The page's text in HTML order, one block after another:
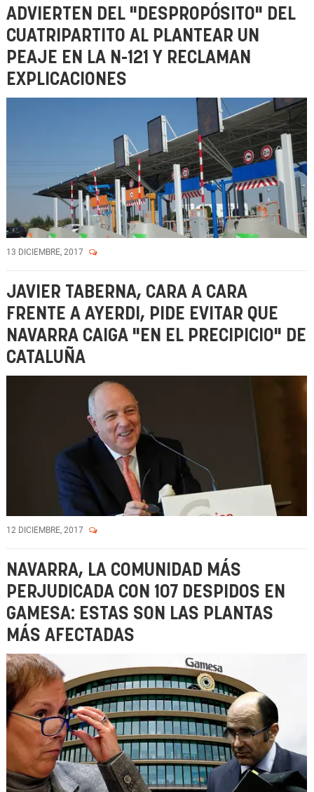
ADVIERTEN DEL "DESPROPÓSITO" DEL
CUATRIPARTITO AL PLANTEAR UN
PEAJE EN LA N-121 Y RECLAMAN
EXPLICACIONES
13 DICIEMBRE, 2017
JAVIER TABERNA, CARA A CARA
FRENTE A AYERDI, PIDE EVITAR QUE
NAVARRA CAIGA "EN EL PRECIPICIO" DE
CATALUÑA
12 DICIEMBRE, 2017
NAVARRA, LA COMUNIDAD MÁS
PERJUDICADA CON 107 DESPIDOS EN
GAMESA: ESTAS SON LAS PLANTAS
MÁS AFECTADAS